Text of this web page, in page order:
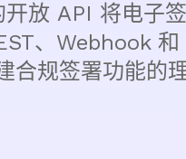
放 API 将电子
、Webhook
合规签署功能的理